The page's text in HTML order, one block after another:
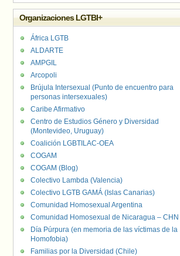
Organizaciones LGTBI+
África LGTB
ALDARTE
AMPGIL
Arcopoli
Brújula Intersexual (Punto de encuentro para
personas intersexuales)
Caribe Afirmativo
Centro de Estudios Género y Diversidad
(Montevideo, Uruguay)
Coalición LGBTILAC-OEA
COGAM
COGAM (Blog)
Colectivo Lambda (Valencia)
Colectivo LGTB GAMÁ (Islas Canarias)
Comunidad Homosexual Argentina
Comunidad Homosexual de Nicaragua – CHN
Día Púrpura (en memoria de las víctimas de la
Homofobia)
Familias por la Diversidad (Chile)